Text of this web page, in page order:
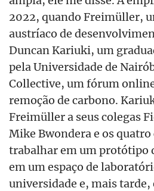
2022, quando Freimüller,
austríaco de
Duncan Kariuki, um
pela Universidade de
Collective, um fórum
remoção de carbono.
Freimüller a seus colegas
Mike Bwondera e os quatro
trabalhar em um protótipo
em um espaço de
universidade e, mais tarde,